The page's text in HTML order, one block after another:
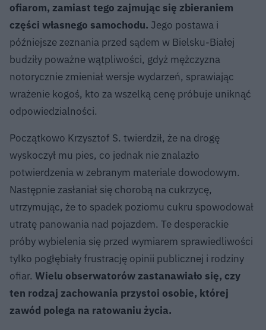
ofiarom, zamiast tego zajmując się zbieraniem
części własnego samochodu. Jego postawa i
późniejsze zeznania przed sądem w Bielsku-Białej
budziły poważne wątpliwości, gdyż mężczyzna
notorycznie zmieniał wersje wydarzeń, sprawiając
wrażenie kogoś, kto za wszelką cenę próbuje uniknąć
odpowiedzialności.
Początkowo Krzysztof S. twierdził, że na drogę
wyskoczył mu pies, co jednak nie znalazło
potwierdzenia w zebranym materiale dowodowym.
Następnie zasłaniał się chorobą na cukrzycę,
utrzymując, że to spadek poziomu cukru spowodował
utratę panowania nad pojazdem. Te desperackie
próby wybielenia się przed wymiarem sprawiedliwości
tylko pogłębiały frustrację opinii publicznej i rodziny
ofiar. Wielu obserwatorów zastanawiało się, czy
ten rodzaj zachowania przystoi osobie, której
zawód polega na ratowaniu życia.